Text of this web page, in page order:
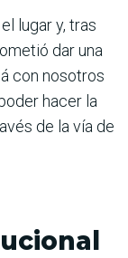
lugar y, tras
dar una
con nosotros
hacer la
de la vía de